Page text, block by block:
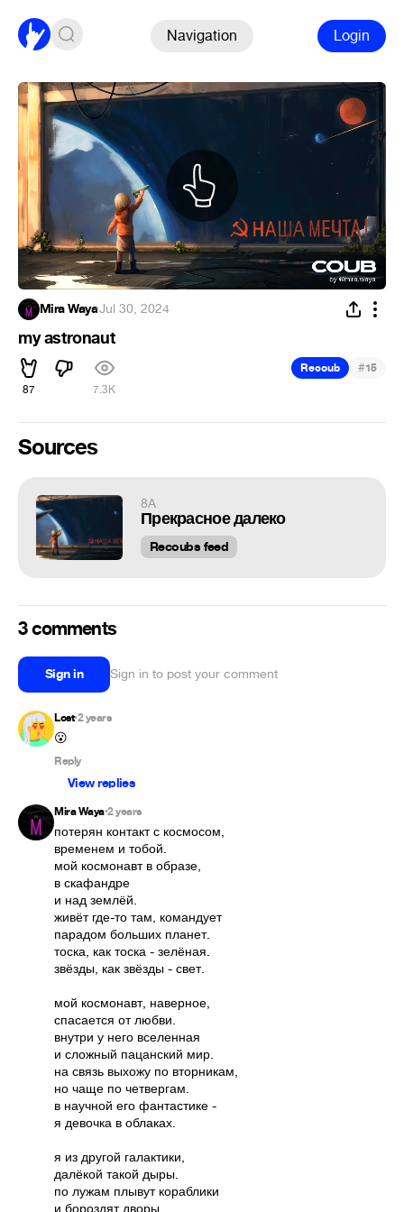
Navigation Login
Mira Waya·Jul 30, 2024
my astronaut
87 7.3K
Recoub #15
Sources
8A
Прекрасное далеко
Recoubs feed
3 comments
Sign in Sign in to post your comment
Lost•2 years
😮
Reply
View replies
Mira Waya•2 years
потерян контакт с космосом,
временем и тобой.
мой космонавт в образе,
в скафандре
и над землёй.
живёт где-то там, командует
парадом больших планет.
тоска, как тоска - зелёная.
звёзды, как звёзды - свет.
мой космонавт, наверное,
спасается от любви.
внутри у него вселенная
и сложный пацанский мир.
на связь выхожу по вторникам,
но чаще по четвергам.
в научной его фантастике -
я девочка в облаках.
я из другой галактики,
далёкой такой дыры.
по лужам плывут кораблики
и бороздят дворы.